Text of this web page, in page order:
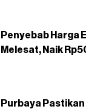
Penyebab Harga
Melesat, Naik
Purbaya Pastikan